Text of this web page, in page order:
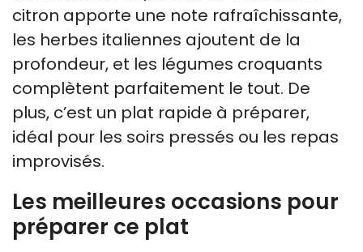
citron apporte une note rafraîchissante,
les herbes italiennes ajoutent de la
profondeur, et les légumes croquants
complètent parfaitement le tout. De
plus, c’est un plat rapide à préparer,
idéal pour les soirs pressés ou les repas
improvisés.
Les meilleures occasions pour
préparer ce plat